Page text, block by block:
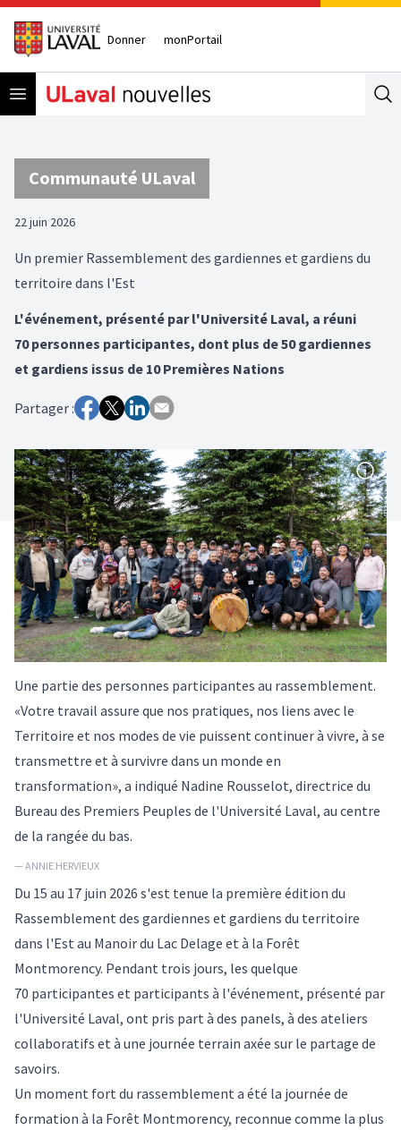
Donner monPortail
Open menu
Communauté ULaval
22 juin 2026
Un premier Rassemblement des gardiennes et gardiens du
territoire dans l'Est
L'événement, présenté par l'Université Laval, a réuni
70 personnes participantes, dont plus de 50 gardiennes
et gardiens issus de 10 Premières Nations
Partager :
Une partie des personnes participantes au rassemblement.
«Votre travail assure que nos pratiques, nos liens avec le
Territoire et nos modes de vie puissent continuer à vivre, à se
transmettre et à survivre dans un monde en
transformation», a indiqué Nadine Rousselot, directrice du
Bureau des Premiers Peuples de l'Université Laval, au centre
de la rangée du bas.
— ANNIE HERVIEUX
Du 15 au 17 juin 2026 s'est tenue la première édition du
Rassemblement des gardiennes et gardiens du territoire
dans l'Est au Manoir du Lac Delage et à la Forêt
Montmorency. Pendant trois jours, les quelque
70 participantes et participants à l'événement, présenté par
l'Université Laval, ont pris part à des panels, à des ateliers
collaboratifs et à une journée terrain axée sur le partage de
savoirs.
Un moment fort du rassemblement a été la journée de
formation à la Forêt Montmorency, reconnue comme la plus